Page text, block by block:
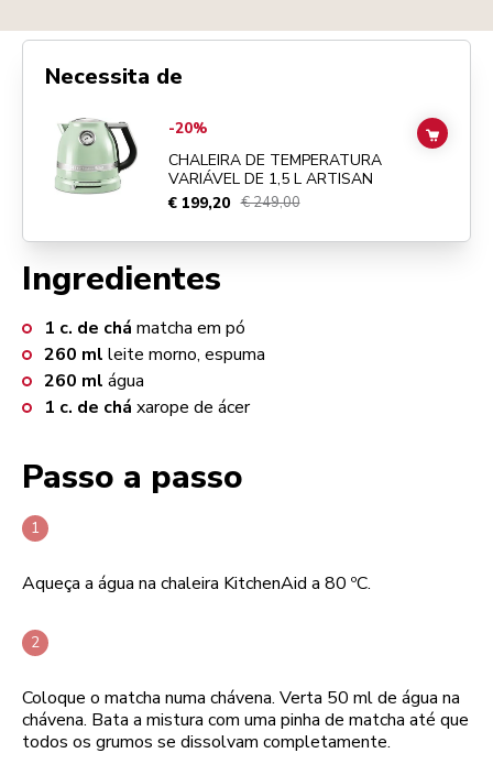
Ingredientes
1 c. de chá matcha em pó
260 ml leite morno, espuma
260 ml água
1 c. de chá xarope de ácer
Passo a passo
Aqueça a água na chaleira KitchenAid a 80 ºC.
Coloque o matcha numa chávena. Verta 50 ml de água na
chávena. Bata a mistura com uma pinha de matcha até que
todos os grumos se dissolvam completamente.
Necessita de
Go toChaleira de temperatura variável de 1,5 L Artisan details page
-20%
CHALEIRA DE TEMPERATURA
VARIÁVEL DE 1,5 L ARTISAN
€ 199,20 € 249,00
ADD